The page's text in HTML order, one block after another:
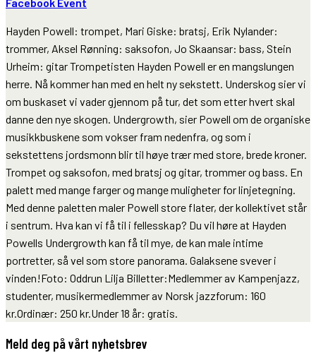
Hayden Powell: trompet, Mari Giske: bratsj, Erik Nylander:
trommer, Aksel Rønning: saksofon, Jo Skaansar: bass, Stein
Urheim: gitar Trompetisten Hayden Powell er en mangslungen
herre. Nå kommer han med en helt ny sekstett. Underskog sier vi
om buskaset vi vader gjennom på tur, det som etter hvert skal
danne den nye skogen. Undergrowth, sier Powell om de organiske
musikkbuskene som vokser fram nedenfra, og som i
sekstettens jordsmonn blir til høye trær med store, brede kroner.
Trompet og saksofon, med bratsj og gitar, trommer og bass. En
palett med mange farger og mange muligheter for linjetegning.
Med denne paletten maler Powell store flater, der kollektivet står
i sentrum. Hva kan vi få til i fellesskap? Du vil høre at Hayden
Powells Undergrowth kan få til mye, de kan male intime
portretter, så vel som store panorama. Galaksene svever i
vinden!Foto: Oddrun Lilja Billetter:Medlemmer av Kampenjazz,
studenter, musikermedlemmer av Norsk jazzforum: 160
kr.Ordinær: 250 kr.Under 18 år: gratis.
Meld deg på vårt nyhetsbrev